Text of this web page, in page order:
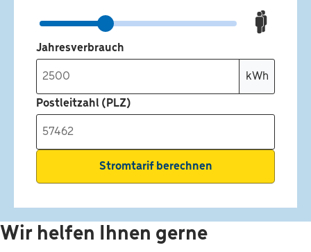
Jahresverbrauch
kWh
Postleitzahl (PLZ)
Stromtarif berechnen
Wir helfen Ihnen gerne